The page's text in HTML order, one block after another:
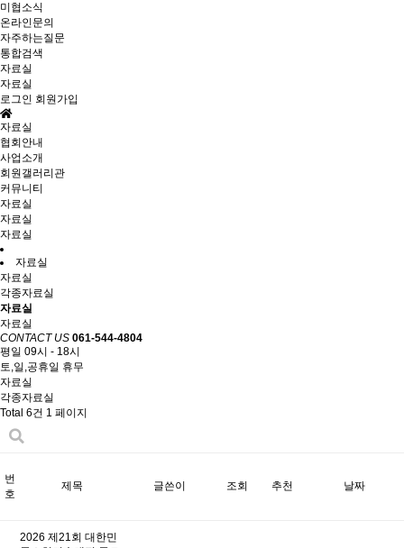
미협소식
온라인문의
자주하는질문
통합검색
자료실
자료실
로그인 회원가입
자료실
협회안내
사업소개
회원갤러리관
커뮤니티
자료실
자료실
자료실
자료실
자료실
각종자료실
자료실
자료실
CONTACT US 061-544-4804
평일 09시 - 18시
토,일,공휴일 휴무
자료실
각종자료실
Total 6건 1 페이지
번
호
제목 글쓴이 조회 추천 날짜
2026 제21회 대한민